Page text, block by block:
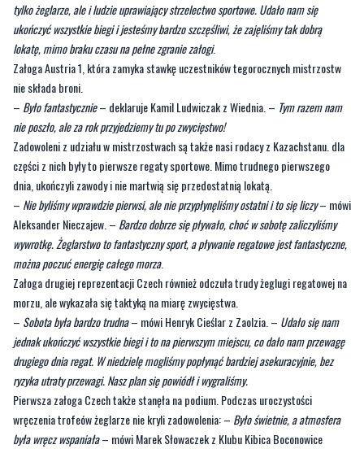
tylko żeglarze, ale i ludzie uprawiający strzelectwo sportowe. Udało nam się
ukończyć wszystkie biegi i jesteśmy bardzo szczęśliwi, że zajęliśmy tak dobrą
lokatę, mimo braku czasu na pełne zgranie załogi.
Załoga Austria 1, która zamyka stawkę uczestników tegorocznych mistrzostw
nie składa broni.
– Było fantastycznie– deklaruje Kamil Ludwiczak z Wiednia. – Tym razem nam
nie poszło, ale za rok przyjedziemy tu po zwycięstwo!
Zadowoleni z udziału w mistrzostwach są także nasi rodacy z Kazachstanu. dla
części z nich były to pierwsze regaty sportowe. Mimo trudnego pierwszego
dnia, ukończyli zawody i nie martwią się przedostatnią lokatą.
– Nie byliśmy wprawdzie pierwsi, ale nie przypłynęliśmy ostatni i to się liczy– mówi
Aleksander Nieczajew. – Bardzo dobrze się pływało, choć w sobotę zaliczyliśmy
wywrotkę. Żeglarstwo to fantastyczny sport, a pływanie regatowe jest fantastyczne,
można poczuć energię całego morza.
Załoga drugiej reprezentacji Czech również odczuła trudy żeglugi regatowej na
morzu, ale wykazała się taktyką na miarę zwycięstwa.
– Sobota była bardzo trudna– mówi Henryk Cieślar z Zaolzia. – Udało się nam
jednak ukończyć wszystkie biegi i to na pierwszym miejscu, co dało nam przewagę
drugiego dnia regat. W niedzielę mogliśmy popłynąć bardziej asekuracyjnie, bez
ryzyka utraty przewagi. Nasz plan się powiódł i wygraliśmy.
Pierwsza załoga Czech także stanęła na podium. Podczas uroczystości
wręczenia trofeów żeglarze nie kryli zadowolenia: – Było świetnie, a atmosfera
była wręcz wspaniała– mówi Marek Słowaczek z Klubu Kibica Boconowice